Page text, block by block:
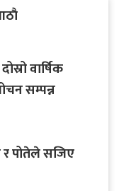
वार्षिक
सम्पन्न
पोतेले सजिए